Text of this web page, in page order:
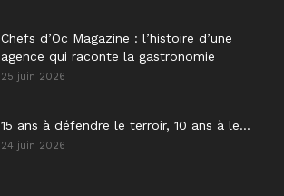
Chefs d’Oc Magazine : l’histoire d’une
agence qui raconte la gastronomie
25 juin 2026
15 ans à défendre le terroir, 10 ans à le...
24 juin 2026